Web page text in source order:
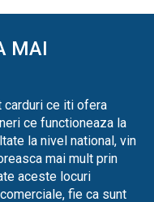
MAI
carduri ce iti ofera
ce functioneaza la
la nivel national, vin
mai mult prin
aceste locuri
fie ca sunt